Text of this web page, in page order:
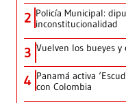
2 Policía Municipal:
inconstitucionalidad
3 Vuelven los bueyes
4 Panamá activa
con Colombia